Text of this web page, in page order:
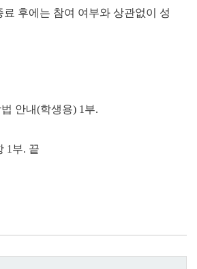
료 후에는 참여 여부와 상관없이 성
안내(학생용) 1부.
1부. 끝